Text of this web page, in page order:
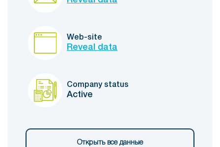
Web-site
Reveal data
Company status
Active
Открыть все данные